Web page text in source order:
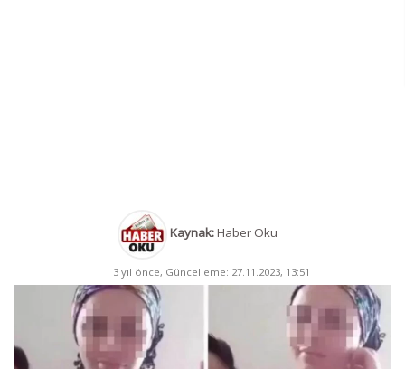
Kaynak:Haber Oku
3 yıl önce, Güncelleme: 27.11.2023, 13:51